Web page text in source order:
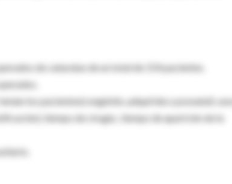
de cataratas de un total de 154 pacientes.
los pacientes(congénita ,adquirida o posnatal)
tiempo de cirugía , tiempo de aparición de la